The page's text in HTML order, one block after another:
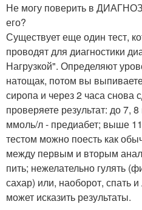
Не могу поверить в
его?
Существует еще один тест,
проводят для диагностики
Нагрузкой". Определяют
натощак, потом вы
сиропа и через 2 часа снова
проверяете результат: до 7,
ммоль/л - предиабет; выше
тестом можно поесть как
между первым и вторым
пить; нежелательно гулять
сахар) или, наоборот, спать
может исказить результаты.